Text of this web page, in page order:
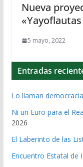
Nueva
5 mayo, 2022
Entradas
Lo llaman
Ni un Euro para el
2026
El Laberinto de las
Encuentro Estatal de